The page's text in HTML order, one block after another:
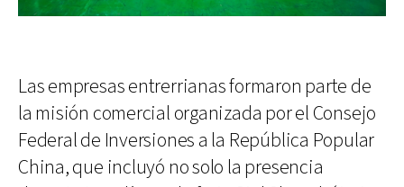
Las empresas entrerrianas formaron parte de
la misión comercial organizada por el Consejo
Federal de Inversiones a la República Popular
China, que incluyó no solo la presencia